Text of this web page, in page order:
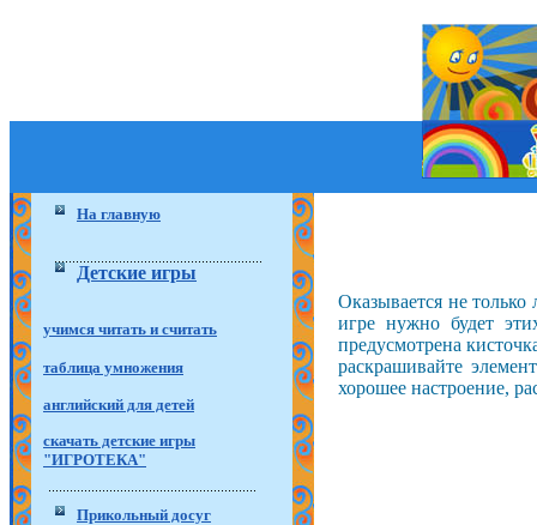
На главную
Детские игры
учимся читать и считать
таблица умножения
английский для детей
скачать детские игры
"ИГРОТЕКА"
Прикольный досуг
Оказывается не
игре нужно будет
предусмотрена
раскрашивайте
хорошее настроение,